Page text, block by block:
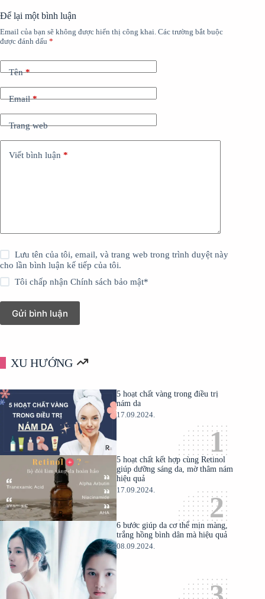
Để lại một bình luận
Email của bạn sẽ không được hiển thị công khai. Các trường bắt buộc
được đánh dấu *
Tên*
Email*
Trang web
Viết bình luận *
Lưu tên của tôi, email, và trang web trong trình duyệt này
cho lần bình luận kế tiếp của tôi.
Tôi chấp nhậnChính sách bảo mật*
Gửi bình luận
XU HƯỚNG
5 hoạt chất vàng trong điều trị
nám da
17.09.2024.
5 hoạt chất kết hợp cùng Retinol
giúp dưỡng sáng da, mờ thâm nám
hiệu quả
17.09.2024.
6 bước giúp da cơ thể mịn màng,
trắng hồng bình dân mà hiệu quả
08.09.2024.